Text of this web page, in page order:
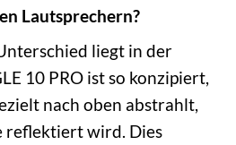
Lautsprechern?
liegt in der
10 PRO ist so konzipiert,
nach oben abstrahlt,
reflektiert wird. Dies